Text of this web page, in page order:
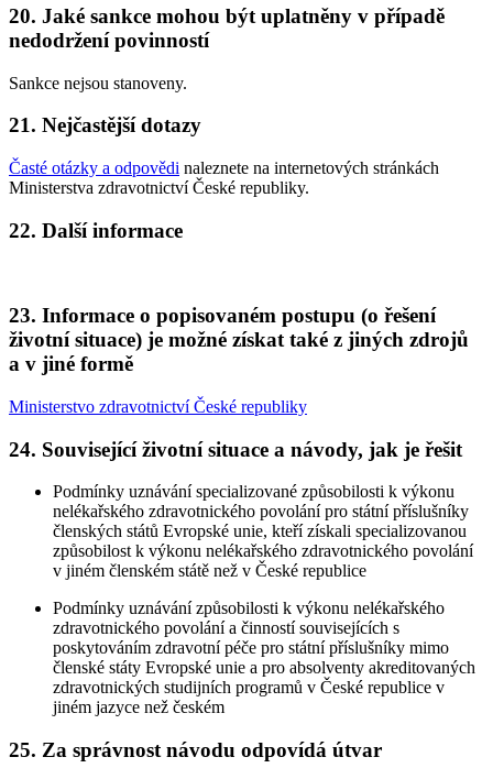
20. Jaké sankce mohou být uplatněny v případě
nedodržení povinností
Sankce nejsou stanoveny.
21. Nejčastější dotazy
Časté otázky a odpovědi naleznete na internetových stránkách
Ministerstva zdravotnictví České republiky.
22. Další informace
23. Informace o popisovaném postupu (o řešení
životní situace) je možné získat také z jiných zdrojů
a v jiné formě
Ministerstvo zdravotnictví České republiky
24. Související životní situace a návody, jak je řešit
Podmínky uznávání specializované způsobilosti k výkonu
nelékařského zdravotnického povolání pro státní příslušníky
členských států Evropské unie, kteří získali specializovanou
způsobilost k výkonu nelékařského zdravotnického povolání
v jiném členském státě než v České republice
Podmínky uznávání způsobilosti k výkonu nelékařského
zdravotnického povolání a činností souvisejících s
poskytováním zdravotní péče pro státní příslušníky mimo
členské státy Evropské unie a pro absolventy akreditovaných
zdravotnických studijních programů v České republice v
jiném jazyce než českém
25. Za správnost návodu odpovídá útvar